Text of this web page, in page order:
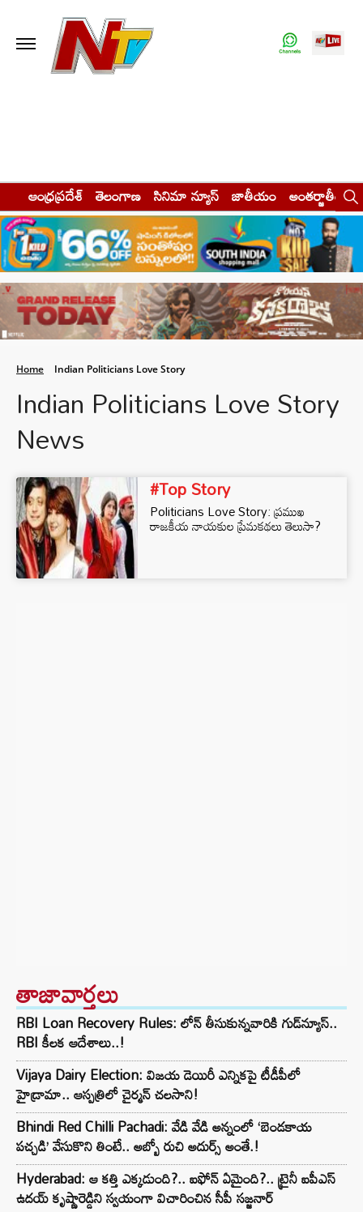
ఆంధ్రప్రదేశ్ తెలంగాణ సినిమా న్యూస్ జాతీయం అంతర్జాతీయం
Home Indian Politicians Love Story
Indian Politicians Love Story
News
#Top Story
Politicians Love Story: ప్రముఖ
రాజకీయ నాయకుల ప్రేమకథలు తెలుసా?
తాజావార్తలు
RBI Loan Recovery Rules: లోన్ తీసుకున్నవారికి గుడ్‌న్యూస్..
RBI కీలక ఆదేశాలు..!
Vijaya Dairy Election: విజయ డెయిరీ ఎన్నికపై టీడీపీలో
హైడ్రామా.. ఆస్పత్రిలో చైర్మన్ చలసాని!
Bhindi Red Chilli Pachadi: వేడి వేడి అన్నంలో ‘బెండకాయ
పచ్చడి’ వేసుకొని తింటే.. అబ్బో రుచి అదుర్స్ అంతే.!
Hyderabad: ఆ కత్తి ఎక్కడుంది?.. ఐఫోన్ ఏమైంది?.. ట్రైనీ ఐపీఎస్
ఉదయ్ కృష్ణారెడ్డిని స్వయంగా విచారించిన సీపీ సజ్జనార్‌